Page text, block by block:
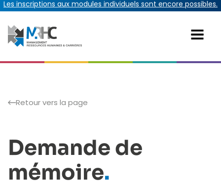
Les inscriptions aux modules individuels sont encore possibles.
Retour vers la page
Demande de
mémoire.